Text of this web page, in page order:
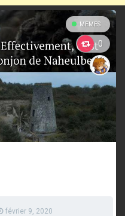
MEMES
0
février 9, 2020